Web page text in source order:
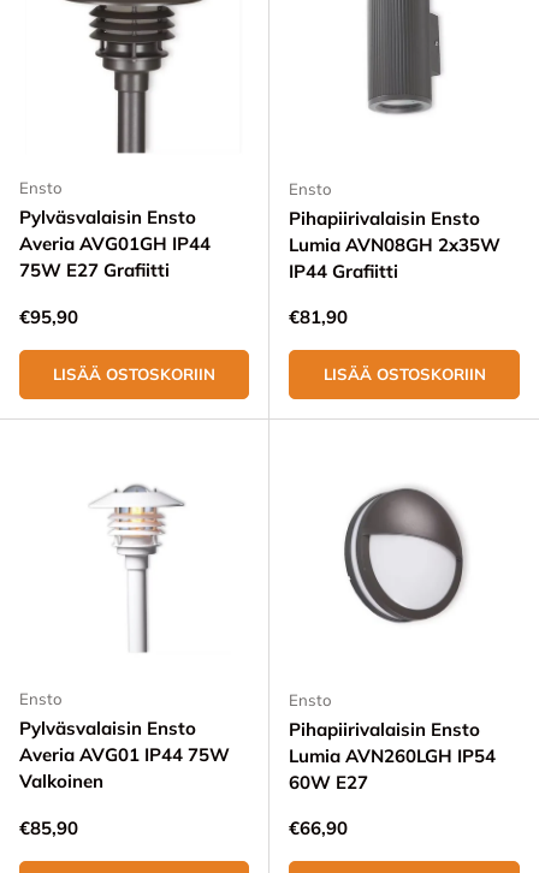
Ensto
Pylväsvalaisin Ensto
Averia AVG01GH IP44
75W E27 Grafiitti
Normaali hinta
€95,90
LISÄÄ OSTOSKORIIN
Ensto
Pihapiirivalaisin Ensto
Lumia AVN08GH 2x35W
IP44 Grafiitti
Normaali hinta
€81,90
LISÄÄ OSTOSKORIIN
Ensto
Pylväsvalaisin Ensto
Averia AVG01 IP44 75W
Valkoinen
Normaali hinta
€85,90
Ensto
Pihapiirivalaisin Ensto
Lumia AVN260LGH IP54
60W E27
Normaali hinta
€66,90